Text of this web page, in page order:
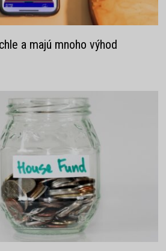
a majú mnoho výhod